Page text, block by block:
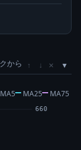
から ↑ ↓ ×
MA5 MA25 MA75
660